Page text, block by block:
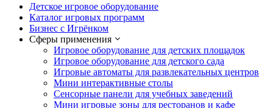
Детское игровое оборудование
Каталог игровых программ
Бизнес с Игрёнком
Сферы применения
Игровое оборудование для детских площадок
Игровое оборудование для детского сада
Игровые автоматы для развлекательных центров
Мини интерактивные столы
Сенсорные панели для учебных заведений
Мини игровые зоны для ресторанов и кафе